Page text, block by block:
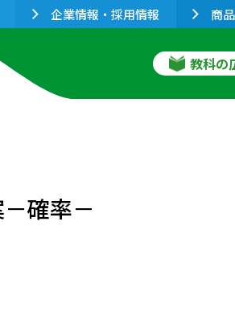
企業情報・採用情報 商
教科の
確率－